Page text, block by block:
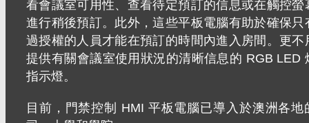
看會議室可用性、查看待定預訂的信息或在觸控螢
進行稍後預訂。此外，這些平板電腦有助於確保只
過授權的人員才能在預訂的時間內進入房間。更不
提供有關會議室使用狀況的清晰信息的 RGB LED
指示燈。
目前，門禁控制 HMI 平板電腦已導入於澳洲各地